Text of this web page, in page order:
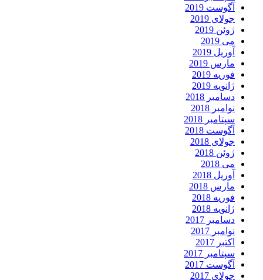
آگوست 2019
جولای 2019
ژوئن 2019
می 2019
آوریل 2019
مارس 2019
فوریه 2019
ژانویه 2019
دسامبر 2018
نوامبر 2018
سپتامبر 2018
آگوست 2018
جولای 2018
ژوئن 2018
می 2018
آوریل 2018
مارس 2018
فوریه 2018
ژانویه 2018
دسامبر 2017
نوامبر 2017
اکتبر 2017
سپتامبر 2017
آگوست 2017
جولای 2017